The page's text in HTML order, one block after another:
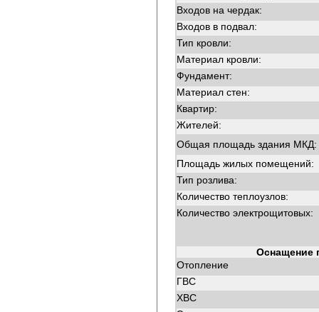
Входов на чердак:
Входов в подвал:
Тип кровли:
Материал кровли:
Фундамент:
Материал стен:
Квартир:
Жителей:
Общая площадь здания МКД:
Площадь жилых помещений:
Тип розлива:
Количество теплоузлов:
Количество электрощитовых:
Оснащение
Отопление
ГВС
ХВС